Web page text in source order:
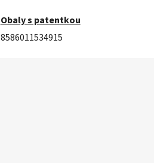
Obaly s patentkou
8586011534915